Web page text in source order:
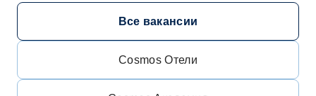
Все вакансии
Cosmos Отели